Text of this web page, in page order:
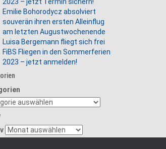
Emilie Bohorodycz absolviert
souverän ihren ersten Alleinflug
am letzten Augustwochenende
Luisa Bergemann fliegt sich frei
FiBS Fliegen in den Sommerferien
2023 – jetzt anmelden!